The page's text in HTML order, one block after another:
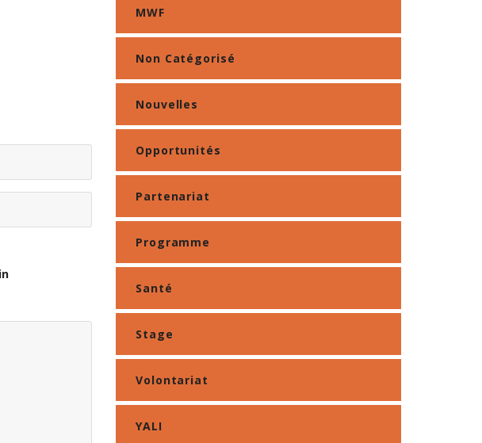
MWF
Non Catégorisé
Nouvelles
Opportunités
Partenariat
Programme
Santé
Stage
Volontariat
YALI